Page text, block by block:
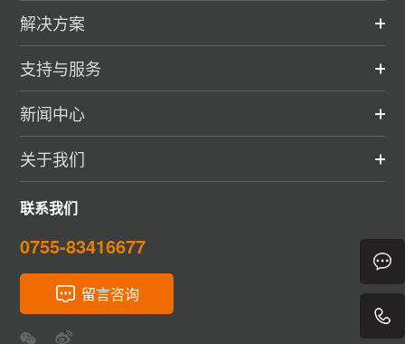
解决方案
支持与服务
新闻中心
关于我们
联系我们
0755-83416677
留言咨询